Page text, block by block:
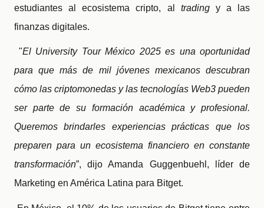
estudiantes al ecosistema cripto, al trading y a las
finanzas digitales.
"El University Tour México 2025 es una oportunidad
para que más de mil jóvenes mexicanos descubran
cómo las criptomonedas y las tecnologías Web3 pueden
ser parte de su formación académica y profesional.
Queremos brindarles experiencias prácticas que los
preparen para un ecosistema financiero en constante
transformación”, dijo Amanda Guggenbuehl, líder de
Marketing en América Latina para Bitget.